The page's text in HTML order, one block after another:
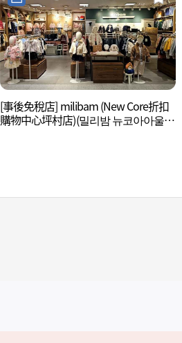
[事後免稅店] milibam (New Core折扣
購物中心坪村店)(밀리밤 뉴코아아울렛